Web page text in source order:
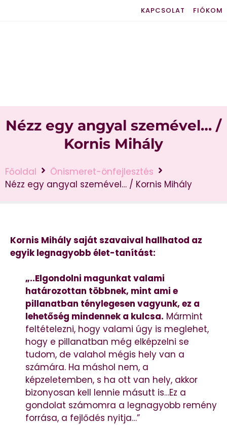
KAPCSOLAT FIÓKOM
Nézz egy angyal szemével… /
Kornis Mihály
Főoldal
Önismeret-önfejlesztés
Nézz egy angyal szemével… / Kornis Mihály
Kornis Mihály saját szavaival hallhatod az
egyik legnagyobb élet-tanítást:
„..Elgondolni magunkat valami
határozottan többnek, mint ami e
pillanatban ténylegesen vagyunk, ez a
lehetőség mindennek a kulcsa. Mármint
feltételezni, hogy valami úgy is meglehet,
hogy e pillanatban még elképzelni se
tudom, de valahol mégis hely van a
számára. Ha máshol nem, a
képzeletemben, s ha ott van hely, akkor
bizonyosan kell lennie másutt is…Ez a
gondolat számomra a legnagyobb remény
forrása, a fejlődés nyitja…”